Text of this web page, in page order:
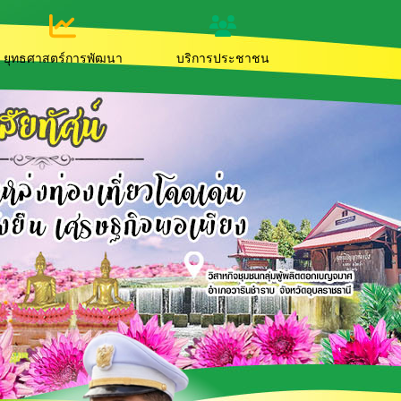
ยุทธศาสตร์การพัฒนา บริการประชาชน